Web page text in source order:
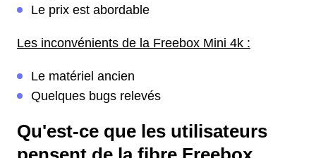
Le prix est abordable
Les inconvénients de la Freebox Mini 4k :
Le matériel ancien
Quelques bugs relevés
Qu'est-ce que les utilisateurs